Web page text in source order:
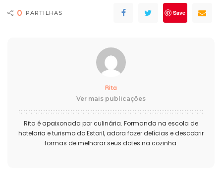
0 PARTILHAS Save
Rita
Ver mais publicações
Rita é apaixonada por culinária. Formanda na escola de
hotelaria e turismo do Estoril, adora fazer delícias e descobrir
formas de melhorar seus dotes na cozinha.